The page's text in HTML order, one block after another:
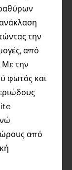
την
από
Με την
φωτός και
από